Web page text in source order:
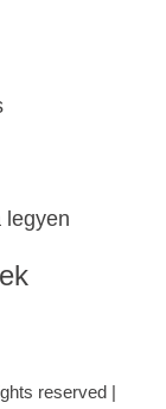
legyen
reserved |